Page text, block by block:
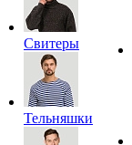
Свитеры
Тельняшки